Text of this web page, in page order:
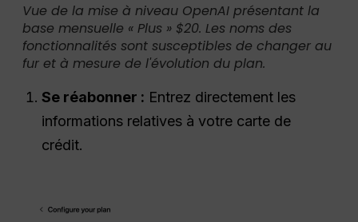
Vue de la mise à niveau OpenAI présentant la
base mensuelle « Plus » $20. Les noms des
fonctionnalités sont susceptibles de changer au
fur et à mesure de l'évolution du plan.
Se réabonner : Entrez directement les
informations relatives à votre carte de
crédit.